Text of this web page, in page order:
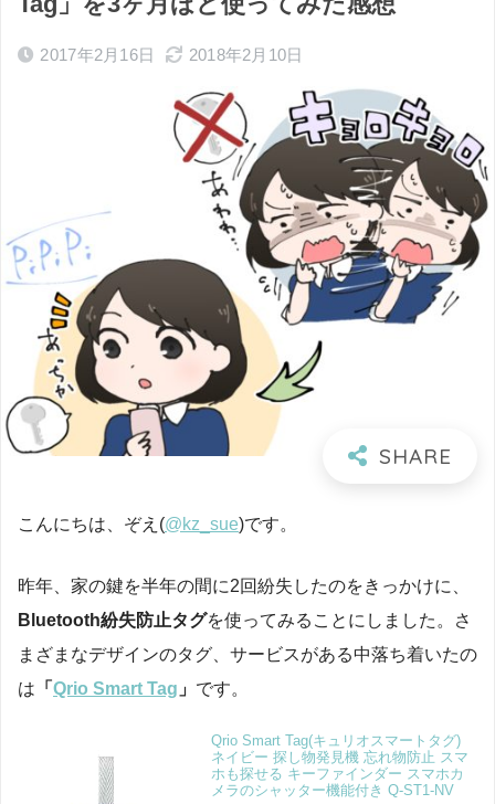
2017年2月16日 2018年2月10日
こんにちは、ぞえ(@kz_sue)です。
昨年、家の鍵を半年の間に2回紛失したのをきっかけに、
Bluetooth紛失防止タグを使ってみることにしました。さ
まざまなデザインのタグ、サービスがある中落ち着いたの
は 「Qrio Smart Tag 」 です。
Qrio Smart Tag(キュリオスマートタグ)
ネイビー 探し物発見機 忘れ物防止 スマ
ホも探せる キーファインダー スマホカ
メラのシャッター機能付き Q-ST1-NV